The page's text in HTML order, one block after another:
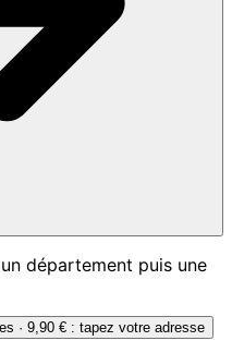
département puis une
· 9,90 € : tapez votre adresse